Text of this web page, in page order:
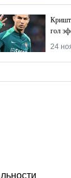
гол
24